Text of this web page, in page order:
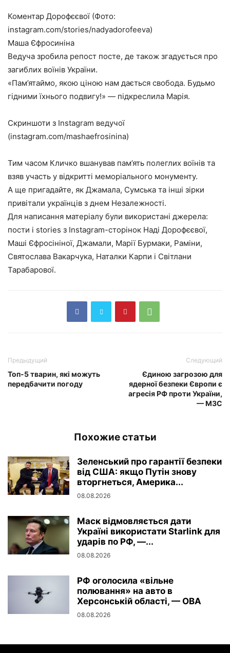
Коментар Дорофєєвої (Фото:
instagram.com/stories/nadyadorofeeva)
Маша Єфросиніна
Ведуча зробила репост посте, де також згадується про
загиблих воїнів України.
«Пам’ятаймо, якою ціною нам дається свобода. Будьмо
гідними їхнього подвигу!» — підкреслила Марія.
Скриншоти з Instagram ведучої
(instagram.com/mashaefrosinina)
Тим часом Кличко вшанував пам’ять полеглих воїнів та
взяв участь у відкритті меморіального монументу.
А ще пригадайте, як Джамала, Сумська та інші зірки
привітали українців з днем Незалежності.
Для написання матеріалу були використані джерела:
пости і stories з Instagram-сторінок Наді Дорофєєвої,
Маші Єфросініної, Джамали, Марії Бурмаки, Раміни,
Святослава Вакарчука, Наталки Карпи і Світлани
Тарабарової.
Предыдущий
Топ-5 тварин, які можуть
передбачити погоду
Следующий
Єдиною загрозою для
ядерної безпеки Європи є
агресія РФ проти України,
— МЗС
Похожие статьи
Зеленський про гарантії безпеки
від США: якщо Путін знову
вторгнеться, Америка...
08.08.2026
Маск відмовляється дати
Україні використати Starlink для
ударів по РФ, —...
08.08.2026
РФ оголосила «вільне
полювання» на авто в
Херсонській області, — ОВА
08.08.2026